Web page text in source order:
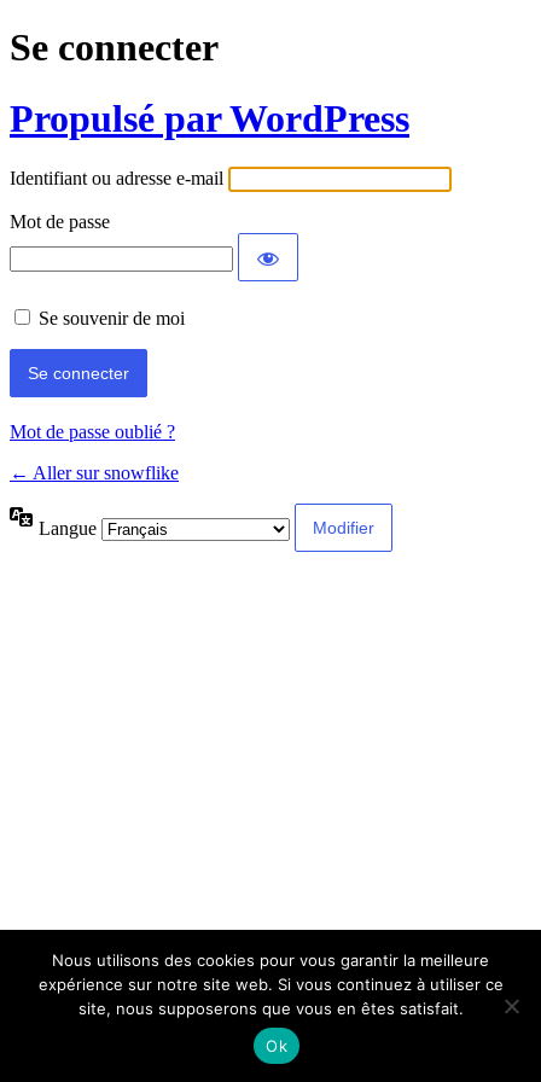
Se connecter
Propulsé par WordPress
Identifiant ou adresse e-mail
Mot de passe
Se souvenir de moi
Mot de passe oublié ?
← Aller sur snowflike
Langue
Nous utilisons des cookies pour vous garantir la meilleure
expérience sur notre site web. Si vous continuez à utiliser ce
site, nous supposerons que vous en êtes satisfait.
Ok